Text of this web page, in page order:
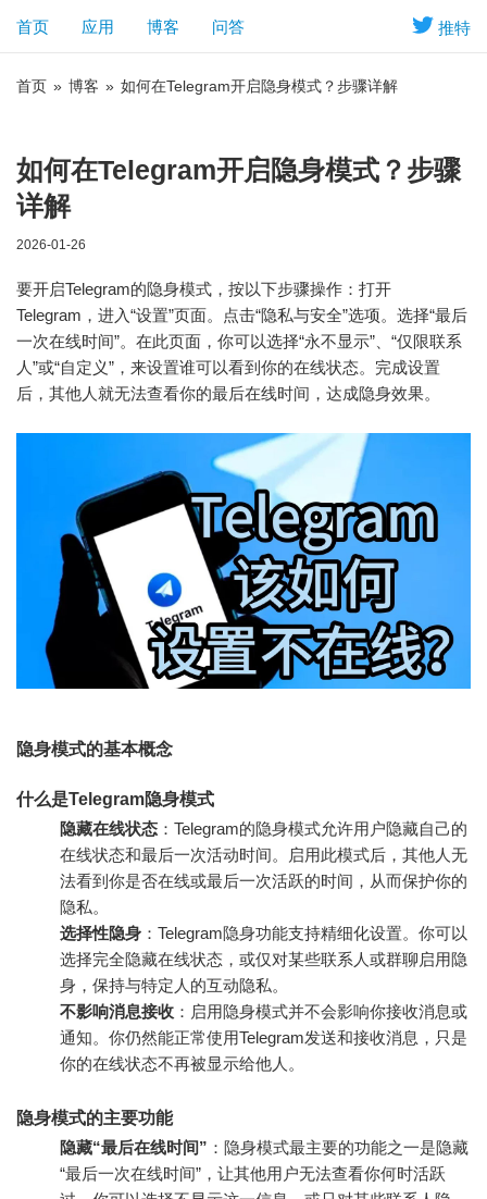
推特
首页 应用 博客 问答
首页 » 博客 » 如何在Telegram开启隐身模式？步骤详解
如何在Telegram开启隐身模式？步骤
详解
2026-01-26
要开启Telegram的隐身模式，按以下步骤操作：打开
Telegram，进入“设置”页面。点击“隐私与安全”选项。选择“最后
一次在线时间”。在此页面，你可以选择“永不显示”、“仅限联系
人”或“自定义”，来设置谁可以看到你的在线状态。完成设置
后，其他人就无法查看你的最后在线时间，达成隐身效果。
隐身模式的基本概念
什么是Telegram隐身模式
隐藏在线状态 ：Telegram的隐身模式允许用户隐藏自己的
在线状态和最后一次活动时间。启用此模式后，其他人无
法看到你是否在线或最后一次活跃的时间，从而保护你的
隐私。
选择性隐身 ：Telegram隐身功能支持精细化设置。你可以
选择完全隐藏在线状态，或仅对某些联系人或群聊启用隐
身，保持与特定人的互动隐私。
不影响消息接收 ：启用隐身模式并不会影响你接收消息或
通知。你仍然能正常使用Telegram发送和接收消息，只是
你的在线状态不再被显示给他人。
隐身模式的主要功能
隐藏“最后在线时间” ：隐身模式最主要的功能之一是隐藏
“最后一次在线时间”，让其他用户无法查看你何时活跃